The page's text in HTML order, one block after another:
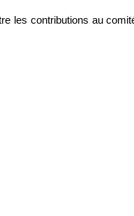
les contributions au